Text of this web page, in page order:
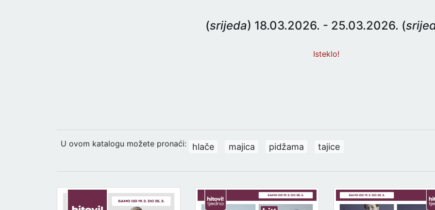
(srijeda) 18.03.2026. - 25.03.2026. (
Isteklo!
U ovom katalogu možete pronaći: hlače majica pidžama tajice